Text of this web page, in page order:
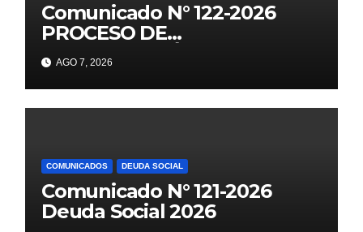
Comunicado N° 122-2026
PROCESO DE
CONTRATACIÓN DOCENTE
2026 PUBLICACIÓN DE
PLAZAS VACANTES PARA
ETAPA PUN EBR PRIMARIA,
AGO 7, 2026
COMUNICADOS DEUDA SOCIAL
Comunicado N° 121-2026
Deuda Social 2026